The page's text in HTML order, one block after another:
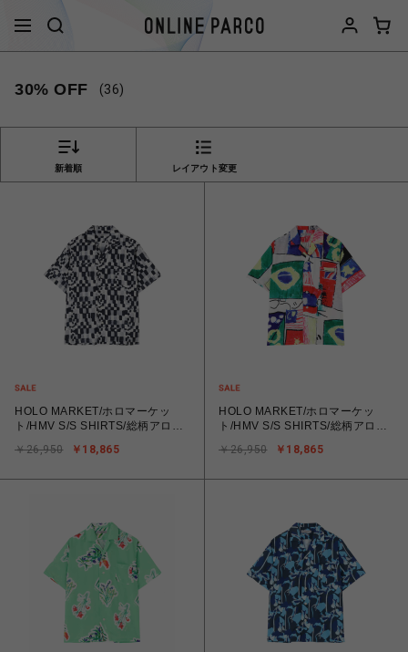
30% OFF (36)
新着順 レイアウト変更
HOLO MARKET/ホロマーケッ
ト/HMV S/S SHIRTS/総柄アロハ
￥18,865
￥26,950
HOLO MARKET/ホロマーケッ
ト/HMV S/S SHIRTS/総柄アロハ
￥18,865
￥26,950